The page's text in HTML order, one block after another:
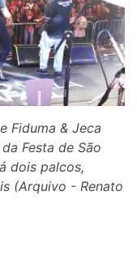
Fiduma & Jeca
Festa de São
dois palcos,
(Arquivo - Renato